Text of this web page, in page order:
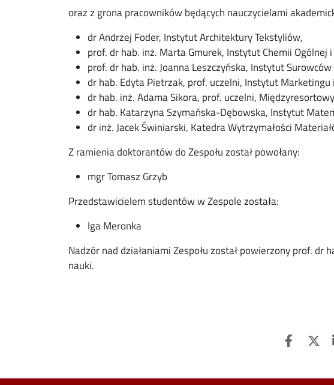
oraz z grona pracowników będących nauczycielami
dr Andrzej Foder, Instytut Architektury Tekstyliów,
prof. dr hab. inż. Marta Gmurek, Instytut Chemii Ogólnej
prof. dr hab. inż. Joanna Leszczyńska, Instytut
dr hab. Edyta Pietrzak, prof. uczelni, Instytut
dr hab. inż. Adama Sikora, prof. uczelni,
dr hab. Katarzyna Szymańska-Dębowska, Instytut
dr inż. Jacek Świniarski, Katedra Wytrzymałości
Z ramienia doktorantów do Zespołu został powołany:
mgr Tomasz Grzyb
Przedstawicielem studentów w Zespole została:
Iga Meronka
Nadzór nad działaniami Zespołu został powierzony prof.
nauki.